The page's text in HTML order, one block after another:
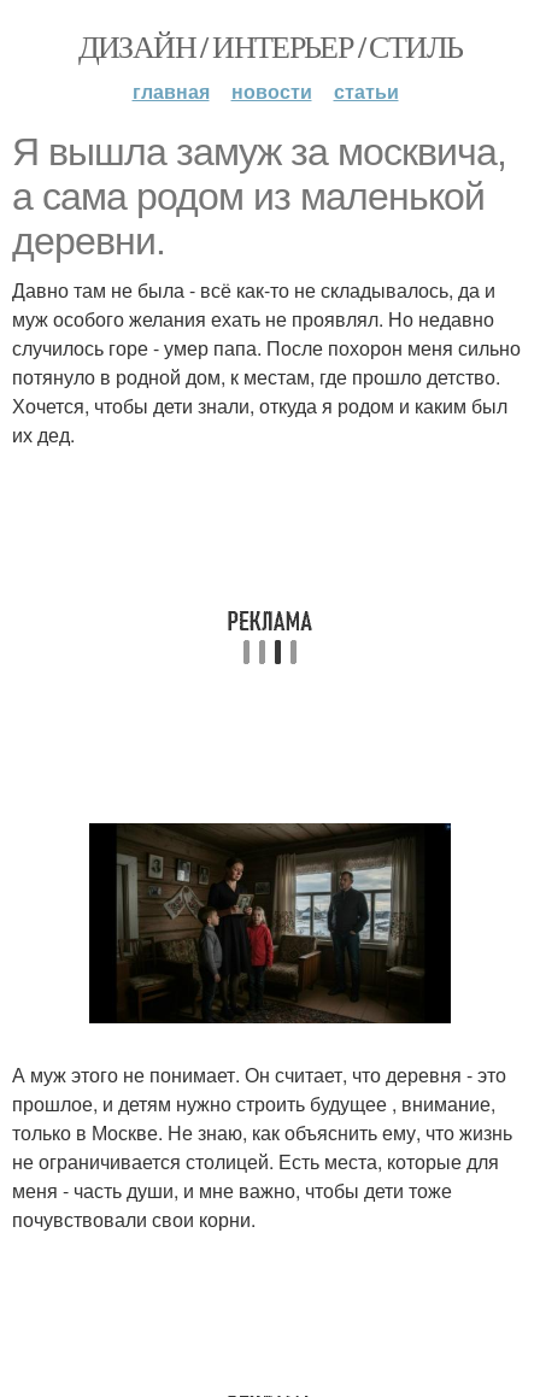
ДИЗАЙН / ИНТЕРЬЕР / СТИЛЬ
главная новости статьи
Я вышла замуж за москвича,
а сама родом из маленькой
деревни.
Давно там не была - всё как-то не складывалось, да и
муж особого желания ехать не проявлял. Но недавно
случилось горе - умер папа. После похорон меня сильно
потянуло в родной дом, к местам, где прошло детство.
Хочется, чтобы дети знали, откуда я родом и каким был
их дед.
А муж этого не понимает. Он считает, что деревня - это
прошлое, и детям нужно строить будущее , внимание,
только в Москве. Не знаю, как объяснить ему, что жизнь
не ограничивается столицей. Есть места, которые для
меня - часть души, и мне важно, чтобы дети тоже
почувствовали свои корни.